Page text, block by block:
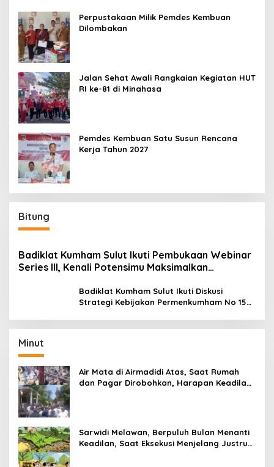
Perpustakaan Milik Pemdes Kembuan
Dilombakan
Jalan Sehat Awali Rangkaian Kegiatan HUT
RI ke-81 di Minahasa
Pemdes Kembuan Satu Susun Rencana
Kerja Tahun 2027
Bitung
Badiklat Kumham Sulut Ikuti Pembukaan Webinar
Series III, Kenali Potensimu Maksimalkan
Badiklat Kumham Sulut Ikuti Diskusi
Strategi Kebijakan Permenkumham No 15
Minut
Air Mata di Airmadidi Atas, Saat Rumah
dan Pagar Dirobohkan, Harapan Keadilan
Sarwidi Melawan, Berpuluh Bulan Menanti
Keadilan, Saat Eksekusi Menjelang Justru